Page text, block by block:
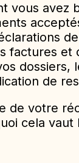
vous avez
factures et
de
de votre
cela vaut